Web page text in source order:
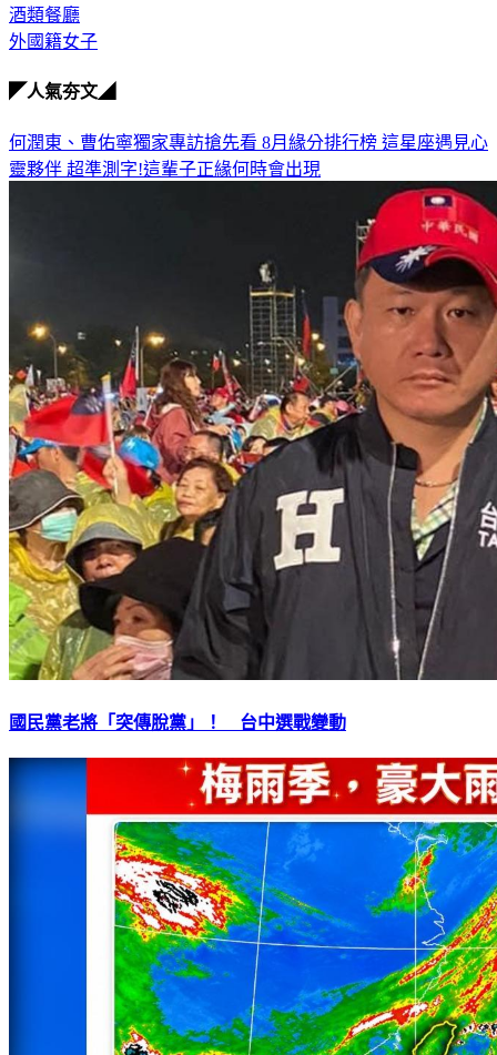
圓山花博館
酒類餐廳
何潤東、曹佑寧獨家專訪搶先看8月緣分排行榜 這星座遇見心